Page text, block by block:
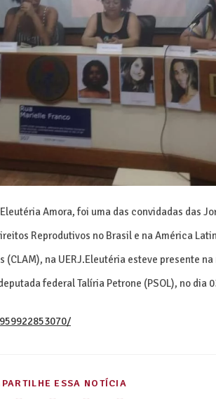
Amora, foi uma das convidadas das
Reprodutivos no Brasil e na América
na UERJ.Eleutéria esteve presente
federal Talíria Petrone (PSOL), no dia
ESSA NOTÍCIA